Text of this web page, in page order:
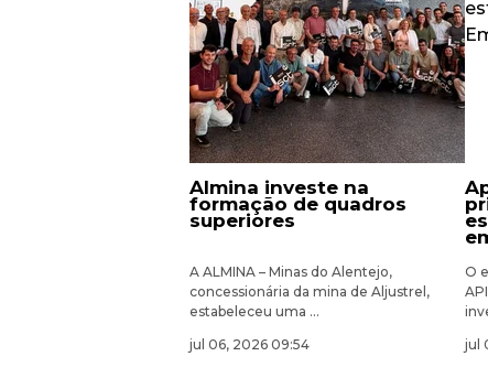
almina investe na
formação de quadros
superiores
A ALMINA – Minas do Alentejo,
concessionária da mina de Aljustrel,
estabeleceu uma ...
jul 06, 2026 09:54
apiccaps revela as
O
jul